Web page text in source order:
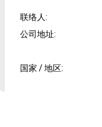
联络人:
公司地址:
国家 / 地区: